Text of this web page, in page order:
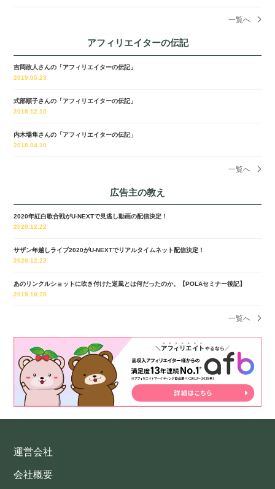
一覧へ
アフィリエイターの伝記
吉岡政人さんの「アフィリエイターの伝記」
2019.05.23
式部順子さんの「アフィリエイターの伝記」
2018.12.10
内木場隼さんの「アフィリエイターの伝記」
2018.04.10
一覧へ
広告主の教え
2020年紅白歌合戦がU-NEXTで見逃し動画の配信決定！
2020.12.22
サザン年越しライブ2020がU-NEXTでリアルタイムネット配信決定！
2020.12.22
あのリンクルショットに吹き付けた逆風とは何だったのか。【POLAセミナー後記】
2019.10.28
一覧へ
運営会社
会社概要